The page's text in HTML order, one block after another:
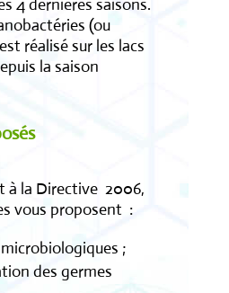
4 dernières saisons.
(ou
réalisé sur les lacs
la saison
à la Directive 2006,
vous proposent :
;
des germes